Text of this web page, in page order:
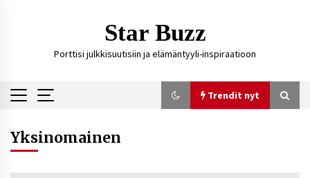
Star Buzz
Porttisi julkkisuutisiin ja elämäntyyli-inspiraatioon
Trendit nyt
Trendit nyt
Yksinomainen